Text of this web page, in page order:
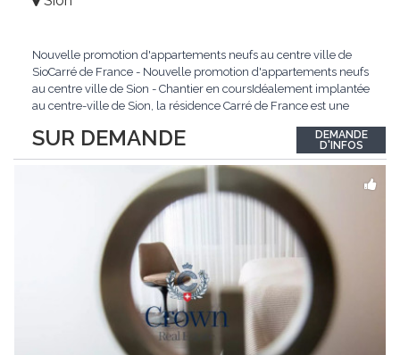
SUR DEMANDE
Nouvelle promotion d'appartements neufs au centre ville de
SioCarré de France - Nouvelle promotion d'appartements neufs
au centre ville de Sion - Chantier en coursIdéalement implantée
au centre-ville de Sion, la résidence Carré de France est une
contemporaine, qualité de vie et emplacement privilégié.Ce
projet d'envergure comprend 38...
DEMANDE
D'INFOS